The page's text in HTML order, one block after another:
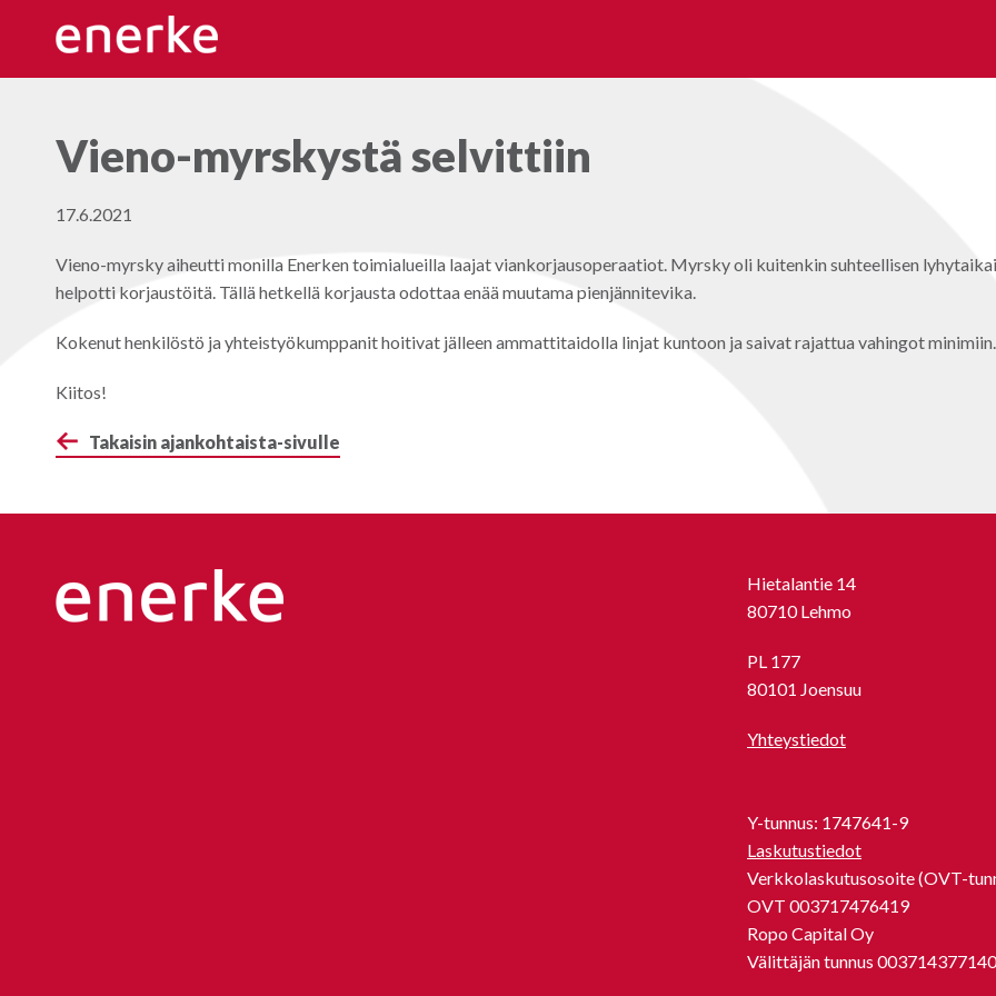
sisältöön
Vieno-myrskystä selvittiin
17.6.2021
Vieno-myrsky aiheutti monilla Enerken toimialueilla laajat viankorjausoperaatiot. Myrsky oli kuitenkin suhteellisen
helpotti korjaustöitä. Tällä hetkellä korjausta odottaa enää muutama pienjännitevika.
Kokenut henkilöstö ja yhteistyökumppanit hoitivat jälleen ammattitaidolla linjat kuntoon ja saivat rajattua vahingot minimiin.
Kiitos!
Takaisin ajankohtaista-sivulle
Hietalantie 14
80710 Lehmo
PL 177
80101 Joensuu
Yhteystiedot
Y-tunnus: 1747641-9
Laskutustiedot
Verkkolaskutusosoite (OVT-
OVT 003717476419
Ropo Capital Oy
Välittäjän tunnus 003714377140